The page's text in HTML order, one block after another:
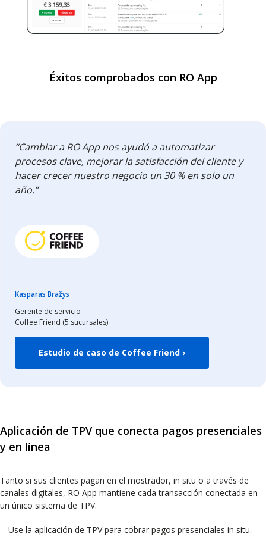
Éxitos comprobados con RO App
“Cambiar a RO App nos ayudó a automatizar
procesos clave, mejorar la satisfacción del cliente y
hacer crecer nuestro negocio un 30 % en solo un
año.”
Kasparas Bražys
Gerente de servicio
Coffee Friend (5 sucursales)
Estudio de caso de Coffee Friend ›
Aplicación de TPV que conecta pagos presenciales
y en línea
Tanto si sus clientes pagan en el mostrador, in situ o a través de
canales digitales, RO App mantiene cada transacción conectada en
un único sistema de TPV.
Use la aplicación de TPV para cobrar pagos presenciales in situ.